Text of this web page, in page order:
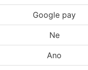
Google pay
Ne
Ano